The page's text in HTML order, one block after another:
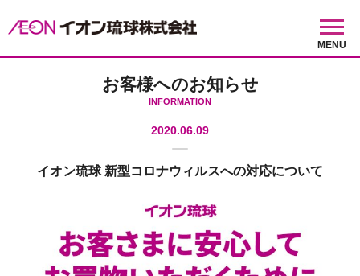
MENU
お客様へのお知らせ
INFORMATION
2020.06.09
イオン琉球 新型コロナウィルスへの対応について